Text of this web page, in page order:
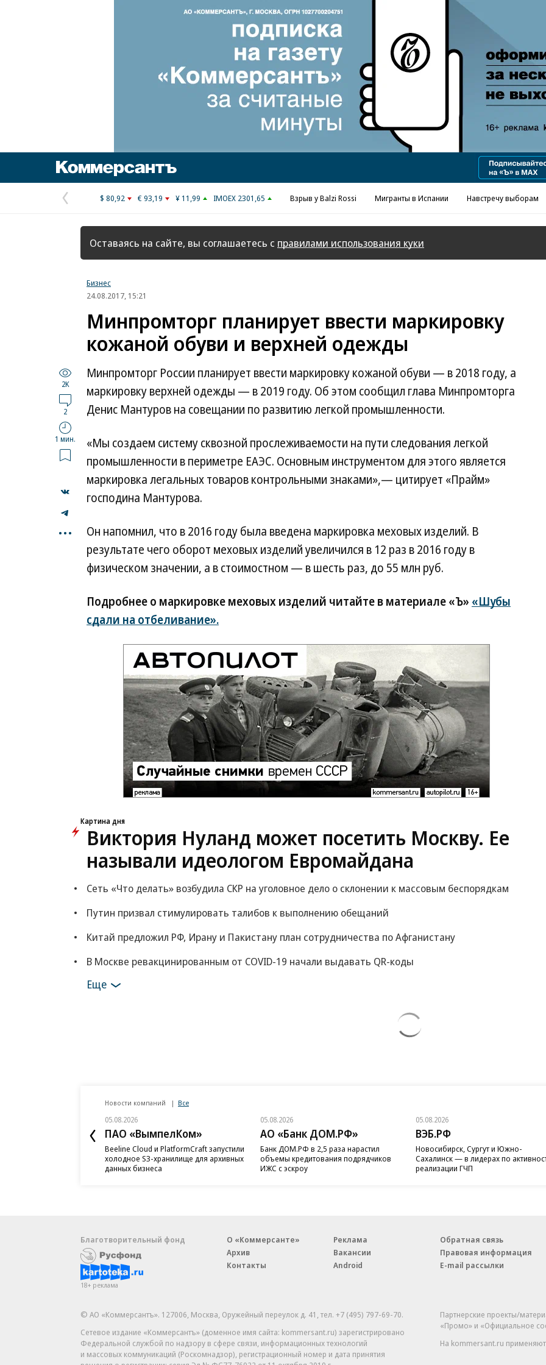
Предыдущая
страница
$ 80,92 € 93,19 ¥ 11,99 IMOEX 2301,65 Взрыв у Balzi Rossi Мигранты в Испании Навстречу выборам
Оставаясь на сайте, вы соглашаетесь с правилами использования куки
Бизнес
24.08.2017, 15:21
Минпромторг планирует ввести маркировку
кожаной обуви и верхней одежды
2K
2
1 мин.
...
Минпромторг России планирует ввести маркировку кожаной обуви — в 2018 году, а
маркировку верхней одежды — в 2019 году. Об этом сообщил глава Минпромторга
Денис Мантуров на совещании по развитию легкой промышленности.
«Мы создаем систему сквозной прослеживаемости на пути следования легкой
промышленности в периметре ЕАЭС. Основным инструментом для этого является
маркировка легальных товаров контрольными знаками»,— цитирует «Прайм»
господина Мантурова.
Он напомнил, что в 2016 году была введена маркировка меховых изделий. В
результате чего оборот меховых изделий увеличился в 12 раз в 2016 году в
физическом значении, а в стоимостном — в шесть раз, до 55 млн руб.
Подробнее о маркировке меховых изделий читайте в материале «Ъ» «Шубы
сдали на отбеливание».
Картина дня
Виктория Нуланд может посетить Москву. Ее
называли идеологом Евромайдана
Сеть «Что делать» возбудила СКР на уголовное дело о склонении к массовым беспорядкам
Путин призвал стимулировать талибов к выполнению обещаний
Китай предложил РФ, Ирану и Пакистану план сотрудничества по Афганистану
В Москве ревакцинированным от COVID-19 начали выдавать QR-коды
Еще
Новости компаний Все
05.08.2026
ПАО «ВымпелКом»
Beeline Cloud и PlatformCraft запустили
холодное S3-хранилище для архивных
данных бизнеса
05.08.2026
АО «Банк ДОМ.РФ»
Банк ДОМ.РФ в 2,5 раза нарастил
объемы кредитования подрядчиков
ИЖС с эскроу
05.08.2026
ВЭБ.РФ
Новосибирск, Сургут и Южно-
Сахалинск — в лидерах по
реализации ГЧП
Благотворительный фонд
18+ реклама
О «Коммерсанте»
Архив
Контакты
Реклама
Вакансии
Android
Обратная связь
Правовая информация
E-mail рассылки
© АО «Коммерсантъ». 127006, Москва, Оружейный переулок д. 41,тел. +7 (495) 797-69-70.
Сетевое издание «Коммерсантъ» (доменное имя сайта: kommersant.ru) зарегистрировано
Федеральной службой по надзору в сфере связи, информационных технологий
и массовых коммуникаций (Роскомнадзор), регистрационный номер и дата принятия
Партнерские проекты/
«Промо» и «Официальное
На kommersant.ru